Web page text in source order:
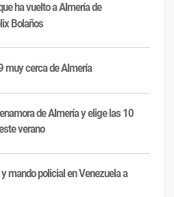
ha vuelto a Almería de
Bolaños
muy cerca de Almería
de Almería y elige las 10
verano
mando policial en Venezuela a